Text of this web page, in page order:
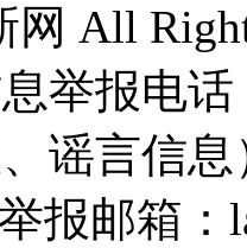
网 All
举报电
谣言信
报邮箱